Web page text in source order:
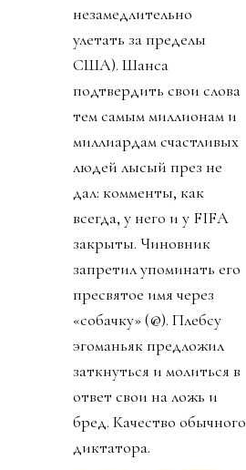
незамедлительно
улетать за пределы
США). Шанса
подтвердить свои слова
тем самым миллионам и
миллиардам счастливых
людей лысый през не
дал: комменты, как
всегда, у него и у FIFA
закрыты. Чиновник
запретил упоминать его
пресвятое имя через
«собачку» (@). Плебсу
эгоманьяк предложил
заткнуться и молиться в
ответ свои на ложь и
бред. Качество обычного
диктатора.